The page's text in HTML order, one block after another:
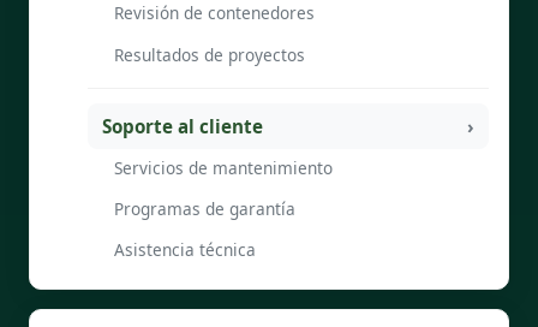
Revisión de contenedores
Resultados de proyectos
Soporte al cliente
Servicios de mantenimiento
Programas de garantía
Asistencia técnica